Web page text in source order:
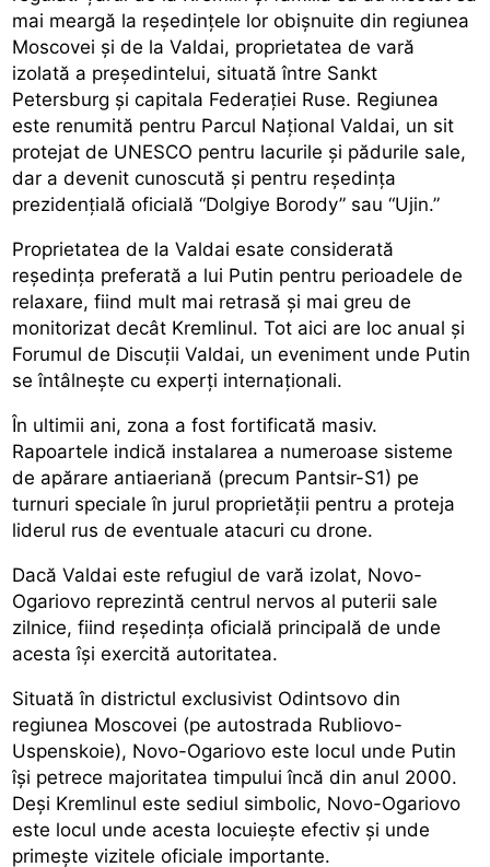
mai meargă la reședințele lor obișnuite din regiunea
Moscovei și de la Valdai, proprietatea de vară
izolată a președintelui, situată între Sankt
Petersburg și capitala Federației Ruse. Regiunea
este renumită pentru Parcul Național Valdai, un sit
protejat de UNESCO pentru lacurile și pădurile sale,
dar a devenit cunoscută și pentru reședința
prezidențială oficială “Dolgiye Borody” sau “Ujin.”
Proprietatea de la Valdai esate considerată
reședința preferată a lui Putin pentru perioadele de
relaxare, fiind mult mai retrasă și mai greu de
monitorizat decât Kremlinul. Tot aici are loc anual și
Forumul de Discuții Valdai, un eveniment unde Putin
se întâlnește cu experți internaționali.
În ultimii ani, zona a fost fortificată masiv.
Rapoartele indică instalarea a numeroase sisteme
de apărare antiaeriană (precum Pantsir-S1) pe
turnuri speciale în jurul proprietății pentru a proteja
liderul rus de eventuale atacuri cu drone.
Dacă Valdai este refugiul de vară izolat, Novo-
Ogariovo reprezintă centrul nervos al puterii sale
zilnice, fiind reședința oficială principală de unde
acesta își exercită autoritatea.
Situată în districtul exclusivist Odintsovo din
regiunea Moscovei (pe autostrada Rubliovo-
Uspenskoie), Novo-Ogariovo este locul unde Putin
își petrece majoritatea timpului încă din anul 2000.
Deși Kremlinul este sediul simbolic, Novo-Ogariovo
este locul unde acesta locuiește efectiv și unde
primește vizitele oficiale importante.